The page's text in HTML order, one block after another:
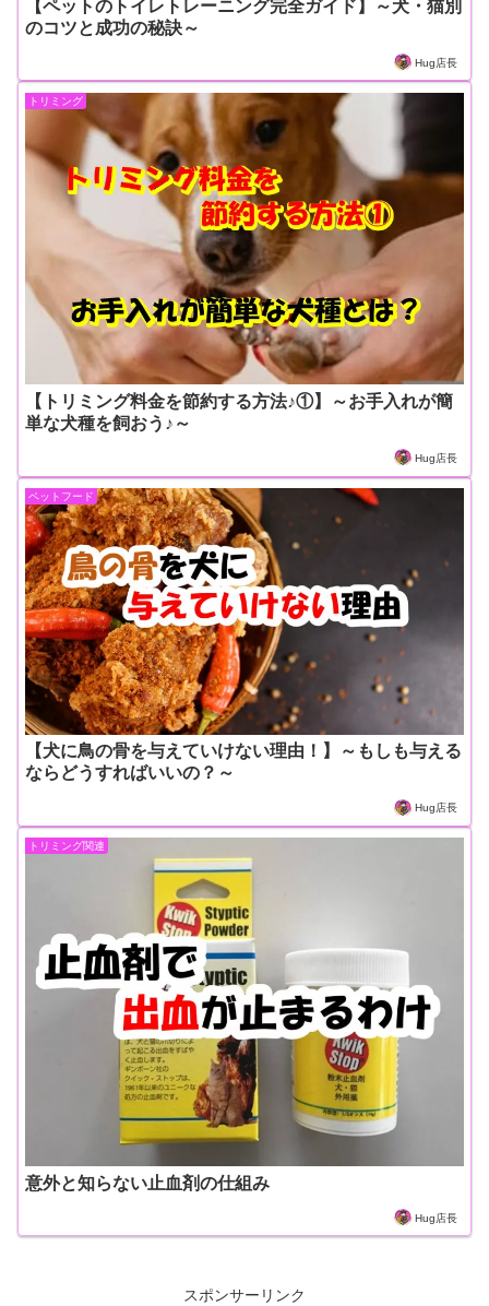
【ペットのトイレトレーニング完全ガイド】～犬・猫別
のコツと成功の秘訣～
Hug店長
トリミング
【トリミング料金を節約する方法♪①】～お手入れが簡
単な犬種を飼おう♪～
Hug店長
ペットフード
【犬に鳥の骨を与えていけない理由！】～もしも与える
ならどうすればいいの？～
Hug店長
トリミング関連
意外と知らない止血剤の仕組み
Hug店長
スポンサーリンク